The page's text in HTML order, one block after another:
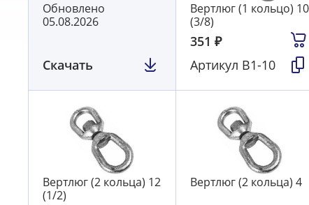
Обновлено
05.08.2026
Скачать
Вертлюг (1 кольцо) 10
(3/8)
351₽
Артикул В1-10
Вертлюг (2 кольца) 12
(1/2)
Вертлюг (2 кольца) 4